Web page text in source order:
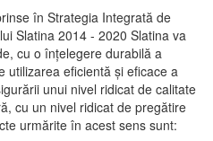
în Strategia Integrată de
Slatina 2014 - 2020 Slatina va
cu o înţelegere durabilă a
utilizarea eficientă şi eficace a
unui nivel ridicat de calitate
cu un nivel ridicat de pregătire
urmărite în acest sens sunt: